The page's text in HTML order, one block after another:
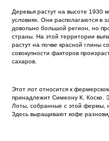
Деревья растут на высоте 1930
условиях. Они располагаются
довольно большой регион, но
страны. На этой территории
растут на почве красной глины
совокупности факторов
сахаров.
Этот лот относится к
принадлежит Симеону К. Коске.
Лоты, собранные с этой фермы,
Здесь выращивают кофе